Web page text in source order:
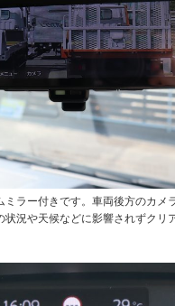
ミラー付きです。車両後方のカメ
状況や天候などに影響されずクリ